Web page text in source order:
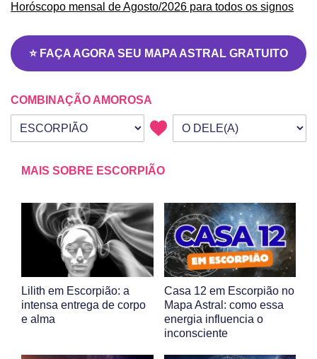
Horóscopo mensal de Agosto/2026 para todos os signos
⭐ FAÇA AGORA SEU MAPA ASTRAL GRATUITO
COMBINAÇÃO AMOROSA
Seu signo
Signo da outra pessoa
MAIS SOBRE ESCORPIÃO
Lilith em Escorpião: a
intensa entrega de corpo
e alma
Casa 12 em Escorpião no
Mapa Astral: como essa
energia influencia o
inconsciente